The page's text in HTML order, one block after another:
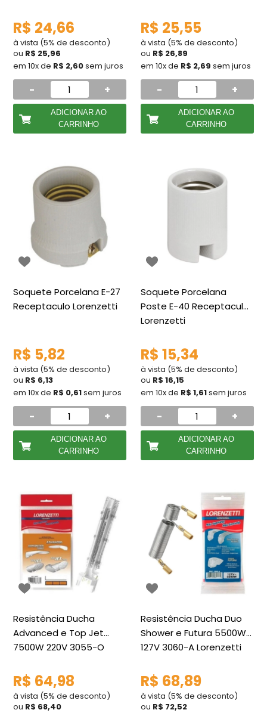
R$ 24,66
à vista (5% de desconto)
ou R$ 25,96
em 10x de R$ 2,60sem juros
- +
ADICIONAR AO
CARRINHO
R$ 25,55
à vista (5% de desconto)
ou R$ 26,89
em 10x de R$ 2,69 sem juros
- +
ADICIONAR AO
CARRINHO
Soquete Porcelana E-27
Receptaculo Lorenzetti
R$ 5,82
à vista (5% de desconto)
ou R$ 6,13
em 10x de R$ 0,61sem juros
- +
ADICIONAR AO
CARRINHO
Soquete Porcelana
Poste E-40 Receptaculo
Lorenzetti
R$ 15,34
à vista (5% de desconto)
ou R$ 16,15
em 10x de R$ 1,61sem juros
- +
ADICIONAR AO
CARRINHO
Resistência Ducha
Advanced e Top Jet
7500W 220V 3055-O
R$ 64,98
à vista (5% de desconto)
ou R$ 68,40
Resistência Ducha Duo
Shower e Futura 5500W
127V 3060-A Lorenzetti
R$ 68,89
à vista (5% de desconto)
ou R$ 72,52